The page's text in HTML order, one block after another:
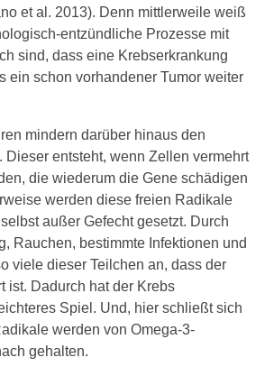
et al. 2013). Denn mittlerweile weiß
entzündliche Prozesse mit
sind, dass eine Krebserkrankung
ein schon vorhandener Tumor weiter
mindern darüber hinaus den
Dieser entsteht, wenn Zellen vermehrt
die wiederum die Gene schädigen
werden diese freien Radikale
außer Gefecht gesetzt. Durch
Rauchen, bestimmte Infektionen und
viele dieser Teilchen an, dass der
ist. Dadurch hat der Krebs
Spiel. Und, hier schließt sich
werden von Omega-3-
gehalten.